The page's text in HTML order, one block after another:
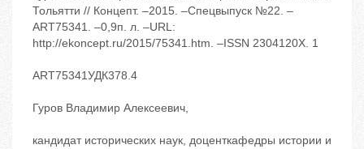
Тольятти // Концепт. –2015. –Спецвыпуск №22. –
ART75341. –0,9п. л. –URL:
http://ekoncept.ru/2015/75341.htm. –ISSN 2304120X. 1
ART75341УДК378.4
Гуров Владимир Алексеевич,
кандидат исторических наук, доценткафедры истории и